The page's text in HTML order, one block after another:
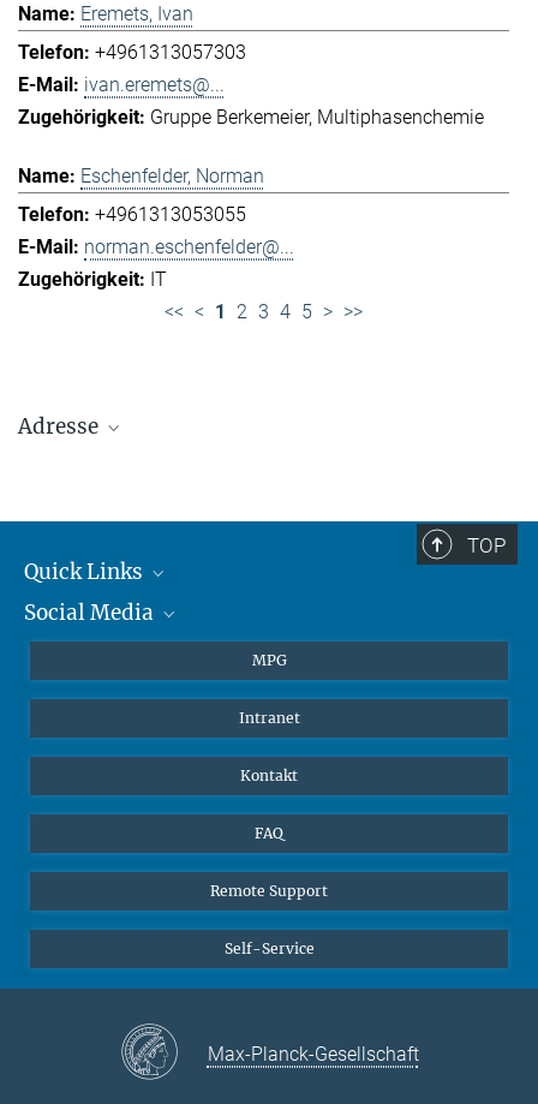
Eremets, Ivan
+4961313057303
ivan.eremets@...
Gruppe Berkemeier Multiphasenchemie
Eschenfelder, Norman
+4961313053055
norman.eschenfelder@...
IT
<< < 1 2 3 4 5 > >>
Adresse
+49 6131 305-1309
Hahn-Meitner-Weg 1, 55128 Mainz
TOP
Quick Links
Journalisten
Alumni
Social Media
Facebook
Instagram
YouTube
MPG
Intranet
Kontakt
FAQ
Remote Support
Self-Service
Max-Planck-Gesellschaft